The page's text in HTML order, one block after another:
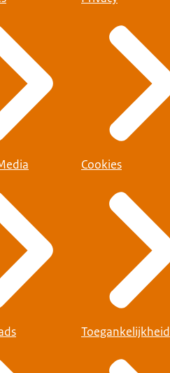
Cookies
Toegankelijkheid